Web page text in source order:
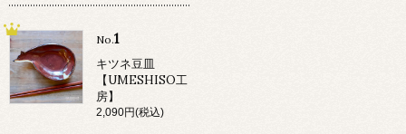
No.1
キツネ豆皿
【UMESHISO工
房】
2,090円(税込)